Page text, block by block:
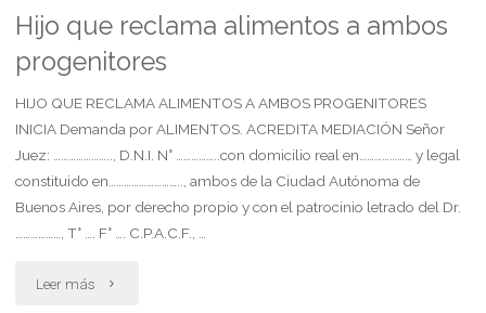
alimentos
al
Hijo que reclama alimentos a ambos
progenitores
HIJO QUE RECLAMA ALIMENTOS A AMBOS PROGENITORES
INICIA Demanda por ALIMENTOS. ACREDITA MEDIACIÓN Señor
Juez: ………………….., D.N.I. N° ……………..con domicilio real en………………… y legal
constituido en……………………….., ambos de la Ciudad Autónoma de
Buenos Aires, por derecho propio y con el patrocinio letrado del Dr.
………………, T° …. F° …. C.P.A.C.F., …
Leer más "Hijo